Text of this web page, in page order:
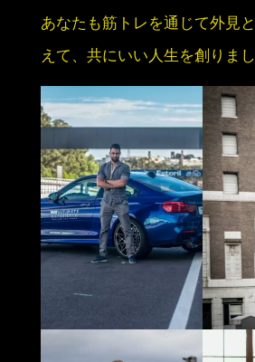
あなたも筋トレを通じて外見
えて、共にいい人生を創りま